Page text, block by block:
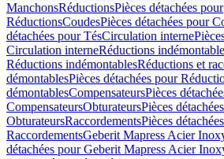
ManchonsRéductionsPièces détachées pour
RéductionsCoudesPièces détachées pour
détachées pour TésCirculation interne
Circulation interneRéductions
Réductions indémontablesRéductions et
démontablesPièces détachées pour
démontablesCompensateursPièces
CompensateursObturateursPièces
ObturateursRaccordementsPièces
RaccordementsGeberit Mapress Acier
détachées pour Geberit Mapress Acier